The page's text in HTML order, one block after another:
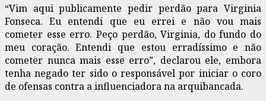
“Vim aqui publicamente pedir perdão para Virginia
Fonseca. Eu entendi que eu errei e não vou mais
cometer esse erro. Peço perdão, Virginia, do fundo do
meu coração. Entendi que estou erradíssimo e não
cometer nunca mais esse erro”, declarou ele, embora
tenha negado ter sido o responsável por iniciar o coro
de ofensas contra a influenciadora na arquibancada.